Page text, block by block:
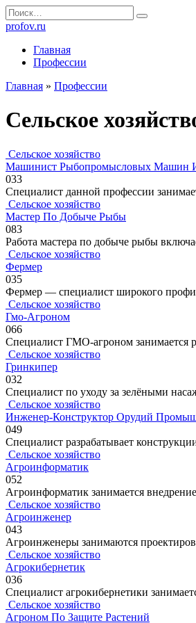
Перейти
к
содержанию
Search
for:
profov.ru
Главная
Профессии
Главная » Профессии
Сельское
Сельское хозяйство
Машинист Рыбопромысловых Машин
033
Специалист данной профессии
Сельское хозяйство
Мастер По Добыче Рыбы
083
Работа мастера по добыче рыбы
Сельское хозяйство
Фермер
035
Фермер — специалист широкого
Сельское хозяйство
Гмо-Агроном
066
Специалист ГМО-агроном занимается
Сельское хозяйство
Гринкипер
032
Специалист по уходу за зелёными
Сельское хозяйство
Инженер-Конструктор Орудий
049
Специалист разрабатывает
Сельское хозяйство
Агроинформатик
052
Агроинформатик занимается
Сельское хозяйство
Агроинженер
043
Агроинженеры занимаются
Сельское хозяйство
Агрокибернетик
036
Специалист агрокибернетики
Сельское хозяйство
Агроном По Защите Растений